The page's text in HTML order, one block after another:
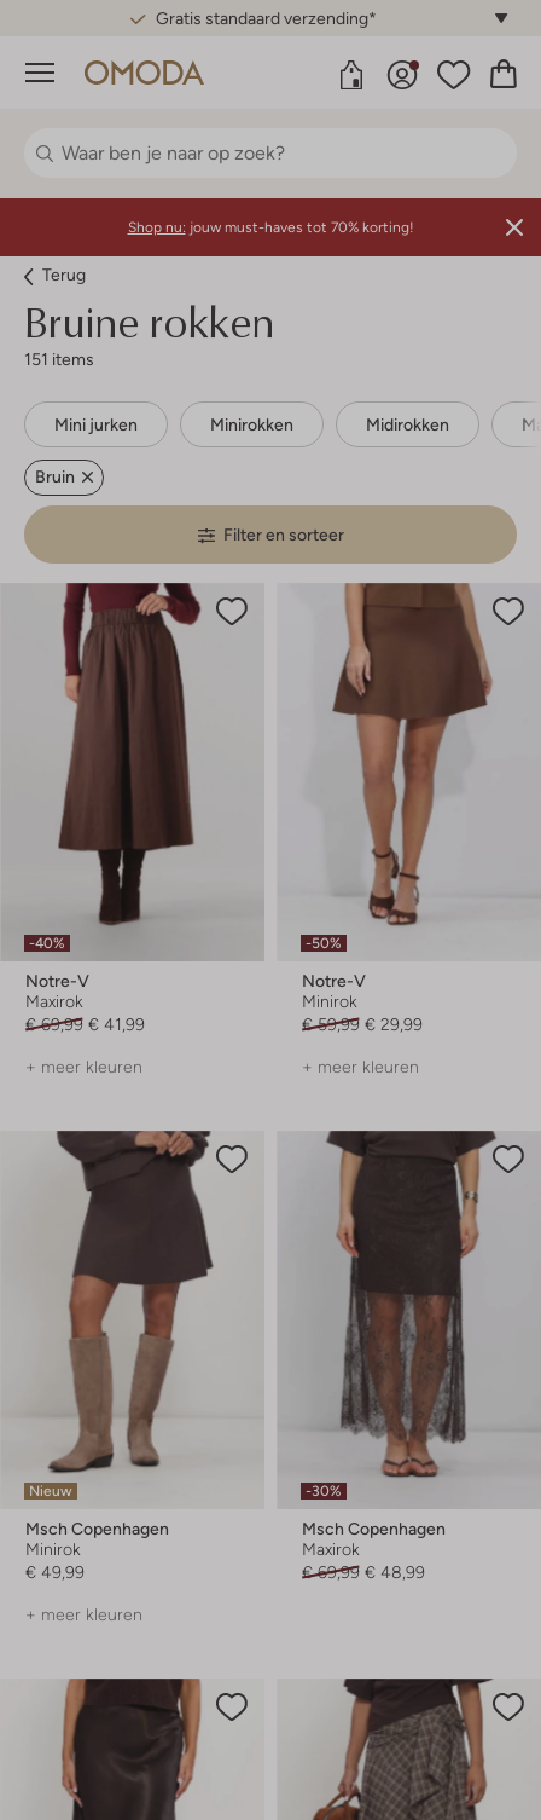
Gratis standaard verzending*
Menu
Shop nu: jouw must-haves tot 70% korting!
Terug
Bruine rokken
151 items
Mini jurken Minirokken Midirokken
Bruin
Filter en sorteer
-40%
Notre-V
Maxirok
€ 69,99 € 41,99
+ meer kleuren
-50%
Notre-V
Minirok
€ 59,99 € 29,99
+ meer kleuren
Nieuw
Msch Copenhagen
Minirok
€ 49,99
+ meer kleuren
-30%
Msch Copenhagen
Maxirok
€ 69,99 € 48,99